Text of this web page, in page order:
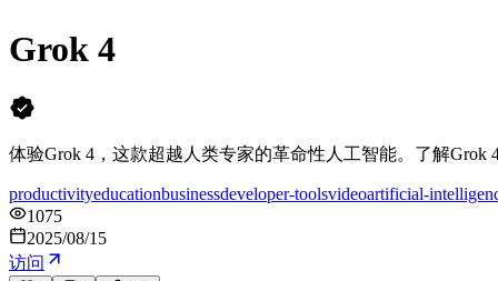
Grok 4
体验Grok 4，这款超越人类专家的革命性人工智能。了解Grok
productivityeducationbusinessdeveloper-toolsvideoartificial-
1075
2025/08/15
访问